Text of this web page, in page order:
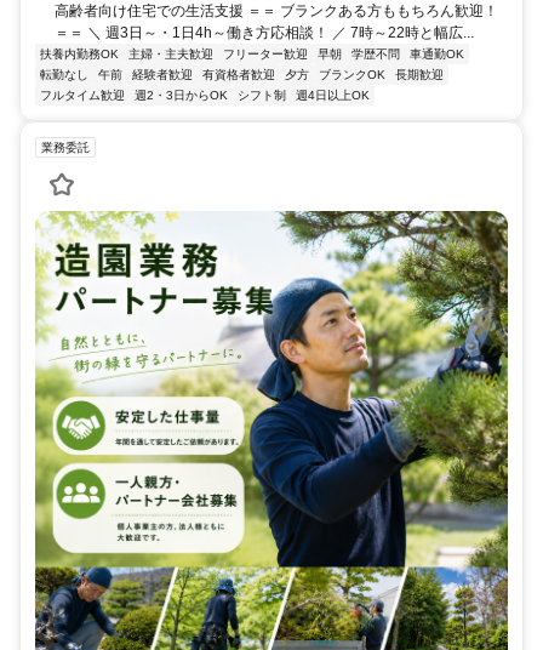
高齢者向け住宅での生活支援 ＝＝ ブランクある方ももちろん歓迎！
＝＝ ＼ 週3日～・1日4h～働き方応相談！ ／ 7時～22時と幅広...
扶養内勤務OK 主婦・主夫歓迎 フリーター歓迎 早朝 学歴不問
車通勤OK
転勤なし
午前 経験者歓迎 有資格者歓迎 夕方 ブランクOK
長期歓迎
フルタイム歓迎
週2・3日からOK シフト制 週4日以上OK
業務委託